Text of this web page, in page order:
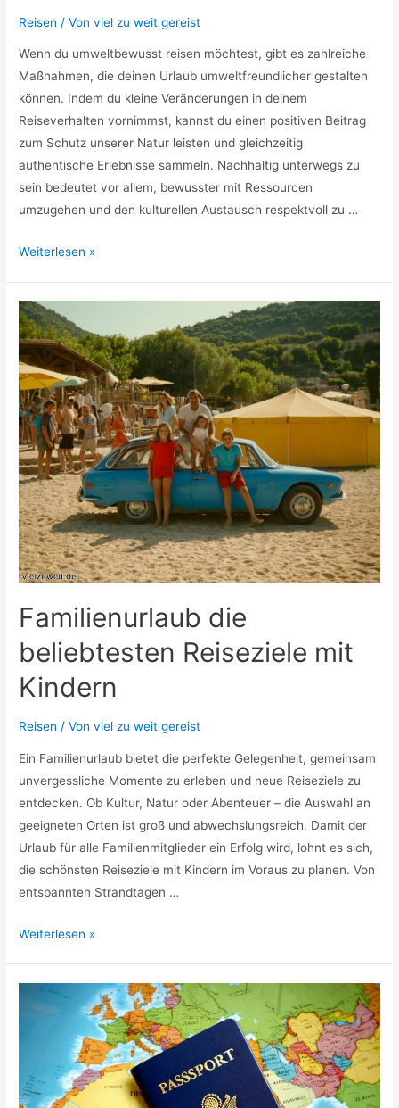
Reisen / Vonviel zu weit gereist
Wenn du umweltbewusst reisen möchtest, gibt es zahlreiche
Maßnahmen, die deinen Urlaub umweltfreundlicher gestalten
können. Indem du kleine Veränderungen in deinem
Reiseverhalten vornimmst, kannst du einen positiven Beitrag
zum Schutz unserer Natur leisten und gleichzeitig
authentische Erlebnisse sammeln. Nachhaltig unterwegs zu
sein bedeutet vor allem, bewusster mit Ressourcen
umzugehen und den kulturellen Austausch respektvoll zu …
Nachhaltig
für
umweltbewusste
Urlauber
Weiterlesen »
Familienurlaub die
beliebtesten Reiseziele mit
Kindern
Reisen / Vonviel zu weit gereist
Ein Familienurlaub bietet die perfekte Gelegenheit, gemeinsam
unvergessliche Momente zu erleben und neue Reiseziele zu
entdecken. Ob Kultur, Natur oder Abenteuer – die Auswahl an
geeigneten Orten ist groß und abwechslungsreich. Damit der
Urlaub für alle Familienmitglieder ein Erfolg wird, lohnt es sich,
die schönsten Reiseziele mit Kindern im Voraus zu planen. Von
entspannten Strandtagen …
Familienurlaub
Reiseziele
Weiterlesen »